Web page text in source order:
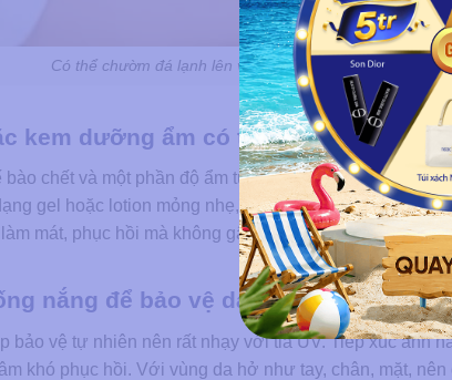
Có thể chườm đá lạnh lên vùng da sau wax để hỗ trợ
kem dưỡng ẩm có thành phần dịu
chết và một phần độ ẩm tự nhiên trên da, khiến da
gel hoặc lotion mỏng nhẹ, chứa lô hội, rau má, hoa
mát, phục hồi mà không gây bít tắc lỗ chân lông.
nắng để bảo vệ da khỏi tia UV
bảo vệ tự nhiên nên rất nhạy với tia UV. Tiếp xúc ánh
khó phục hồi. Với vùng da hở như tay, chân, mặt,